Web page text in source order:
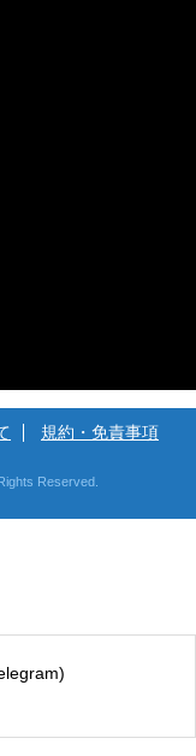
規約・免責事項
Reserved.